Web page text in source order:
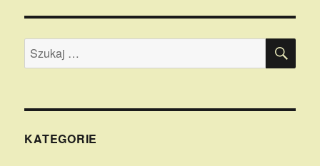
Szukaj:
KATEGORIE